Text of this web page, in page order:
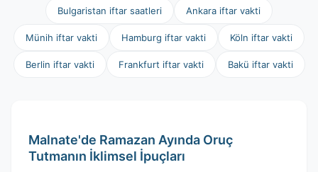
Bulgaristan iftar saatleri Ankara iftar vakti
Münih iftar vakti Hamburg iftar vakti Köln iftar vakti
Berlin iftar vakti Frankfurt iftar vakti Bakü iftar vakti
Malnate'de Ramazan Ayında Oruç
Tutmanın İklimsel İpuçları